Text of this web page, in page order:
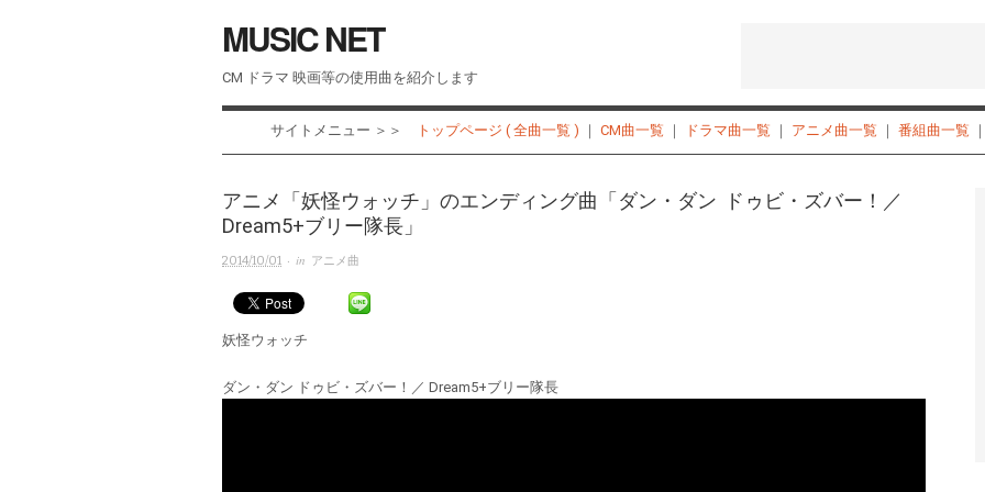
MUSIC NET
CM ドラマ 映画等の使用曲を紹介します
サイトメニュー ＞＞ トップページ ( 全曲一覧 ) ｜ CM曲一覧 ｜ ドラマ曲一覧 ｜ アニメ曲一覧 ｜ 番組曲一覧 ｜
アニメ「妖怪ウォッチ」のエンディング曲「ダン・ダン ドゥビ・ズバー！／
Dream5+ブリー隊長」
2014/10/01 · in アニメ曲
妖怪ウォッチ
ダン・ダン ドゥビ・ズバー！／ Dream5+ブリー隊長